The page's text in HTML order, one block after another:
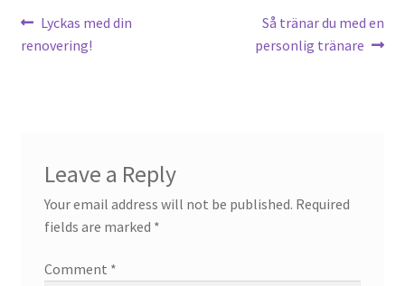
Post
navigation
Previous
post:
Lyckas med din
renovering!
Next
post:
Så tränar du med en
personlig tränare
Leave a Reply
Your email address will not be published. Required
fields are marked *
Comment *